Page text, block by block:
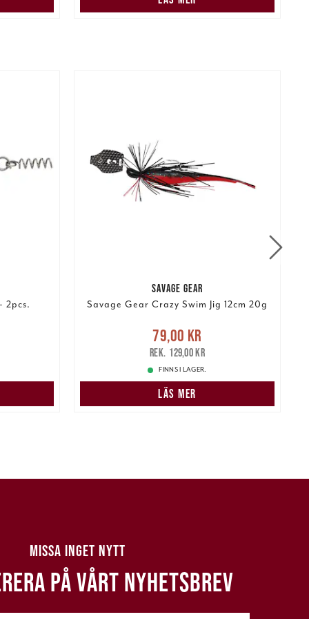
2pcs.
SAVAGE GEAR
Savage Gear Crazy Swim Jig 12cm 20g
Nuvarande pris :79,00 kr
pris:129,00 kr
79,00 kr
129,00 kr
FINNS I LAGER.
LÄS MER
MISSA INGET NYTT
PÅ VÅRT NYHETSBREV